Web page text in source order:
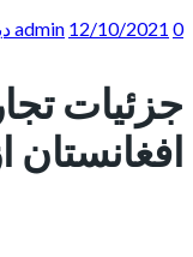
admin 12/10/2021 0 دیدگاه ها
جزئیات
افغانستان